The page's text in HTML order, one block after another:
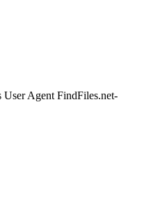
User Agent FindFiles.net-